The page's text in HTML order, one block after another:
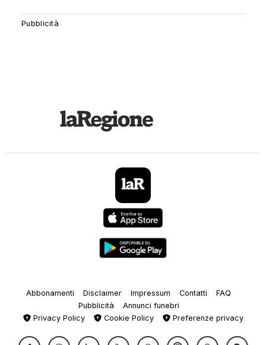
Abbonamenti Disclaimer Impressum Contatti
FAQ
Pubblicità
Annunci funebri
Privacy Policy
Cookie Policy Preferenze privacy